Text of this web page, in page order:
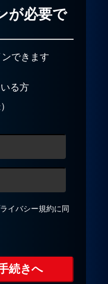
が必要で
できます
る方
イバシー規約に同